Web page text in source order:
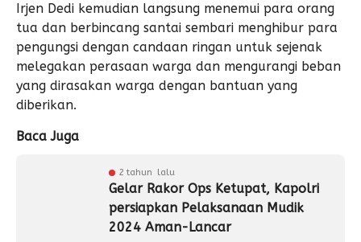
Irjen Dedi kemudian langsung menemui para orang
tua dan berbincang santai sembari menghibur para
pengungsi dengan candaan ringan untuk sejenak
melegakan perasaan warga dan mengurangi beban
yang dirasakan warga dengan bantuan yang
diberikan.
Baca Juga
2 tahun lalu
Gelar Rakor Ops Ketupat, Kapolri
persiapkan Pelaksanaan Mudik
2024 Aman-Lancar